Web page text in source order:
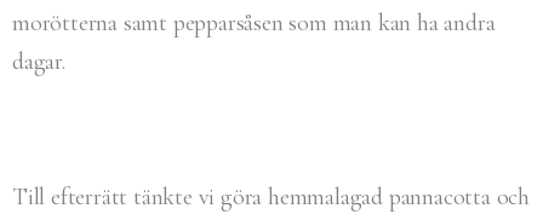
morötterna samt pepparsåsen som man kan ha andra
dagar.
Till efterrätt tänkte vi göra hemmalagad pannacotta och